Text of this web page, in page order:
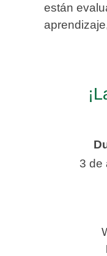
están
3 de